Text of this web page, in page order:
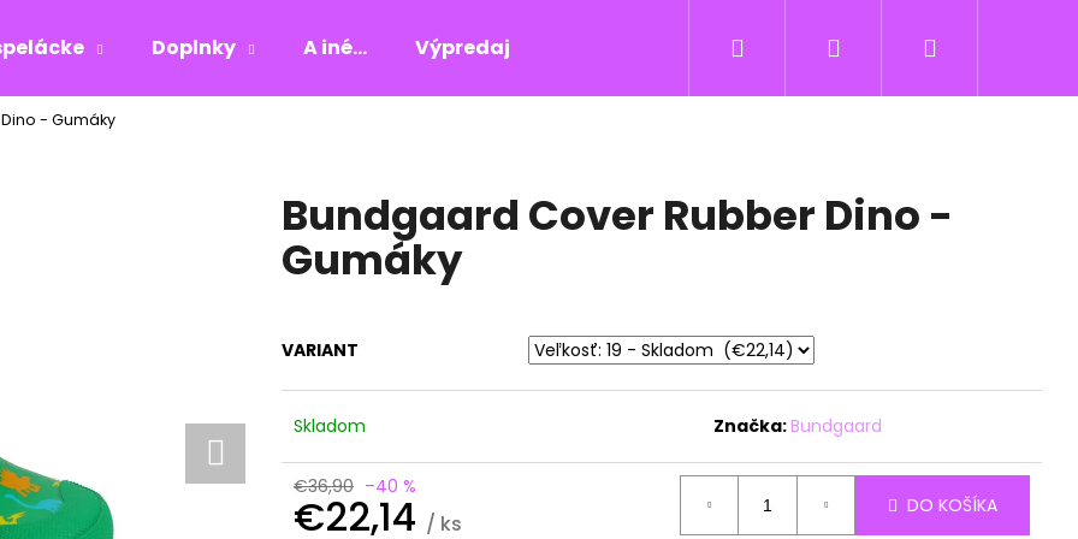
Doplnky A iné... Výpredaj Hľadať Prihlásenie
- Gumáky
Bundgaard Cover Rubber Dino -
Gumáky
VARIANT
Skladom Značka:Bundgaard
€36,90 –40 %
€22,14 / ks
DO KOŠÍKA
Čo potrebujete nájsť?
HĽADAŤ